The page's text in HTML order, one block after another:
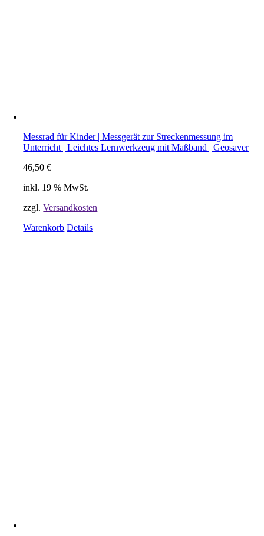
Messrad für Kinder | Messgerät zur Streckenmessung im
Unterricht | Leichtes Lernwerkzeug mit Maßband | Geosaver
46,50€
inkl. 19 % MwSt.
zzgl.Versandkosten
Warenkorb Details